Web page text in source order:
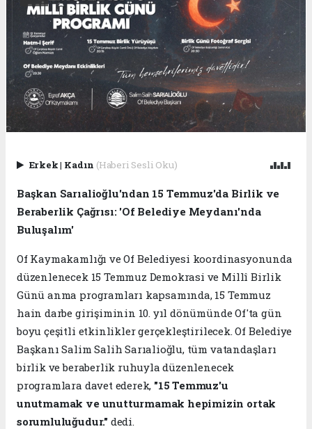
Erkek| Kadın (Haberi Sesli Oku)
Başkan Sarıalioğlu'ndan 15 Temmuz'da Birlik ve
Beraberlik Çağrısı: 'Of Belediye Meydanı'nda
Buluşalım'
Of Kaymakamlığı ve Of Belediyesi koordinasyonunda
düzenlenecek 15 Temmuz Demokrasi ve Millî Birlik
Günü anma programları kapsamında, 15 Temmuz
hain darbe girişiminin 10. yıl dönümünde Of'ta gün
boyu çeşitli etkinlikler gerçekleştirilecek. Of Belediye
Başkanı Salim Salih Sarıalioğlu, tüm vatandaşları
birlik ve beraberlik ruhuyla düzenlenecek
programlara davet ederek, "15 Temmuz'u
unutmamak ve unutturmamak hepimizin ortak
sorumluluğudur." dedi.